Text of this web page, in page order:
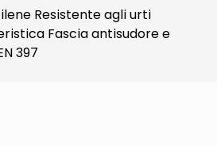
Resistente agli urti
Fascia antisudore e
397